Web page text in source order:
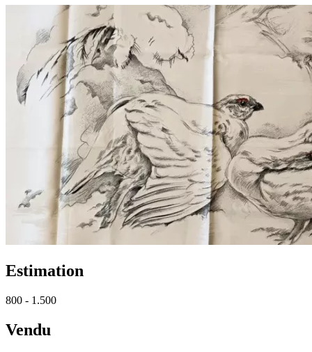
Estimation
800 - 1.500
Vendu